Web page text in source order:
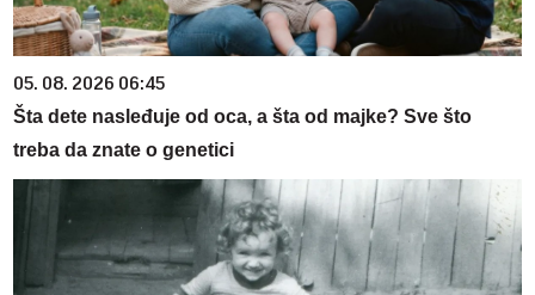
05. 08. 2026 06:45
Šta dete nasleđuje od oca, a šta od majke? Sve što
treba da znate o genetici